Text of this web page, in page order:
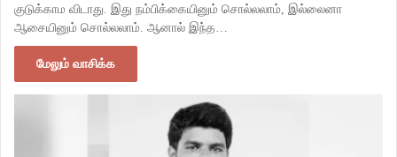
குடுக்காம விடாது. இது நம்பிக்கையினும் சொல்லலாம், இல்லைனா
ஆசையினும் சொல்லலாம். ஆனால் இந்த…
மேலும் வாசிக்க